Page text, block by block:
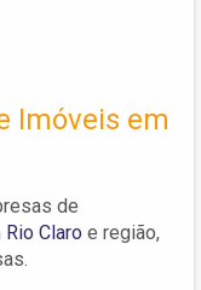
Imóveis em
de
Claro e região,